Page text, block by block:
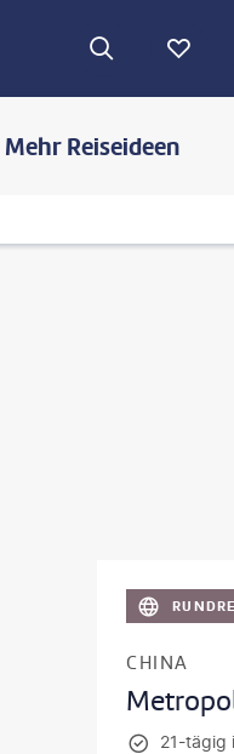
Mehr Reiseideen
CHINA
21-tägig